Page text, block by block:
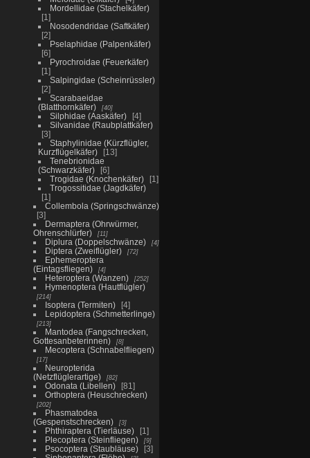
Mordellidae (Stachelkäfer)
1
Nosodendridae (Saftkäfer)
2
Pselaphidae (Palpenkäfer)
6
Pyrochroidae (Feuerkäfer)
1
Salpingidae (Scheinrüssler)
2
Scarabaeidae
(Blatthornkäfer)
40
Silphidae (Aaskäfer)
4
Silvanidae (Raubplattkäfer)
3
Staphylinidae (Kürzflügler,
Kurzflügelkäfer)
13
Tenebrionidae
(Schwarzkäfer)
6
Trogidae (Knochenkäfer)
1
Trogossitidae (Jagdkäfer)
1
Collembola (Springschwänze)
3
Dermaptera (Ohrwürmer,
Ohrenschlürfer)
11
Diplura (Doppelschwänze) 4
Diptera (Zweiflügler) 72
Ephemeroptera
(Eintagsfliegen)
4
Heteroptera (Wanzen) 252
Hymenoptera (Hautflügler)
214
Isoptera (Termiten)
4
Lepidoptera (Schmetterlinge)
213
Mantodea (Fangschrecken,
Gottesanbeterinnen)
8
Mecoptera (Schnabelfliegen)
17
Neuropterida
(Netzflüglerartige)
82
Odonata (Libellen)
81
Orthoptera (Heuschrecken)
202
Phasmatodea
(Gespenstschrecken)
3
Phthiraptera (Tierläuse)
1
Plecoptera (Steinfliegen)
9
Psocoptera (Staubläuse)
3